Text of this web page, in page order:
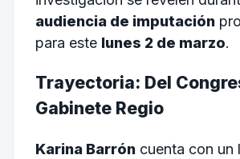
audiencia de imputación
para este lunes 2 de marzo.
Trayectoria: Del
Gabinete Regio
Karina Barróncuenta con un